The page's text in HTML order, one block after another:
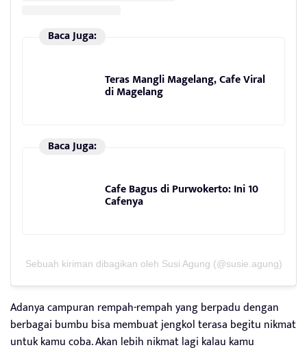
Baca Juga:
Teras Mangli Magelang, Cafe Viral
di Magelang
Baca Juga:
Cafe Bagus di Purwokerto: Ini 10
Cafenya
Sebuah kiriman dibagikan oleh Susi Agung (@susie.agung)
Adanya campuran rempah-rempah yang berpadu dengan
berbagai bumbu bisa membuat jengkol terasa begitu nikmat
untuk kamu coba. Akan lebih nikmat lagi kalau kamu